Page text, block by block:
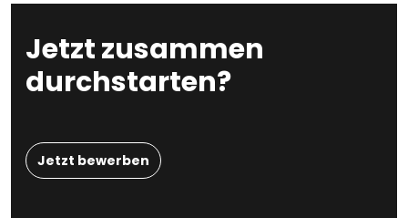
Jetzt zusammen
durchstarten?
Jetzt bewerben